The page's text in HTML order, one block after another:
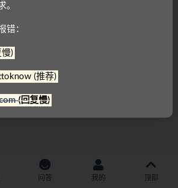
问答 我的 顶部
。
错：
慢)
(推荐)
(回复慢)